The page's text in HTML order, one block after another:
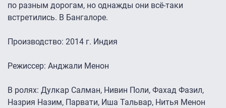
по разным дорогам, но однажды они всё-таки
встретились. В Бангалоре.
Производство: 2014 г. Индия
Режиссер: Анджали Менон
В ролях: Дулкар Салман, Нивин Поли, Фахад Фазил,
Назрия Назим, Парвати, Иша Тальвар, Нитья Менон